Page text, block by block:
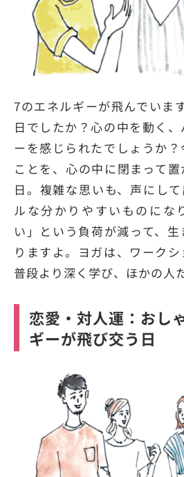
7のエネルギーが飛んでいま
日でしたか？心の中を動く
ーを感じられたでしょうか
ことを、心の中に閉まって
日。複雑な思いも、声にし
ルな分かりやすいものにな
い」という負荷が減って、
りますよ。ヨガは、ワークシ
普段より深く学び、ほかの人
恋愛・対人運：おし
ギーが飛び交う日